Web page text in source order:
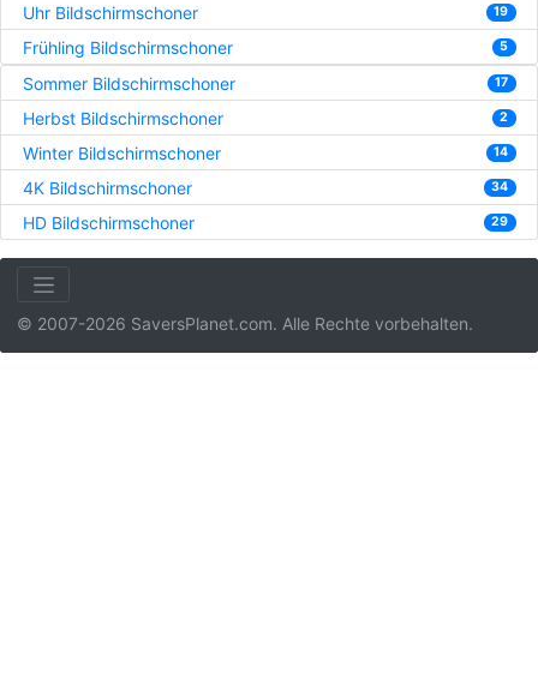
Uhr Bildschirmschoner 19
Frühling Bildschirmschoner 5
Sommer Bildschirmschoner 17
Herbst Bildschirmschoner 2
Winter Bildschirmschoner 14
4K Bildschirmschoner 34
HD Bildschirmschoner 29
© 2007-2026 SaversPlanet.com. Alle Rechte vorbehalten.